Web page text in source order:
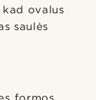
ovalus
saulės